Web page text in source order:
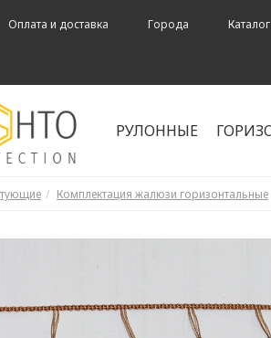
Оплата и доставка Города
РУЛОННЫЕ
Комплектация жалюзи горизонтальные